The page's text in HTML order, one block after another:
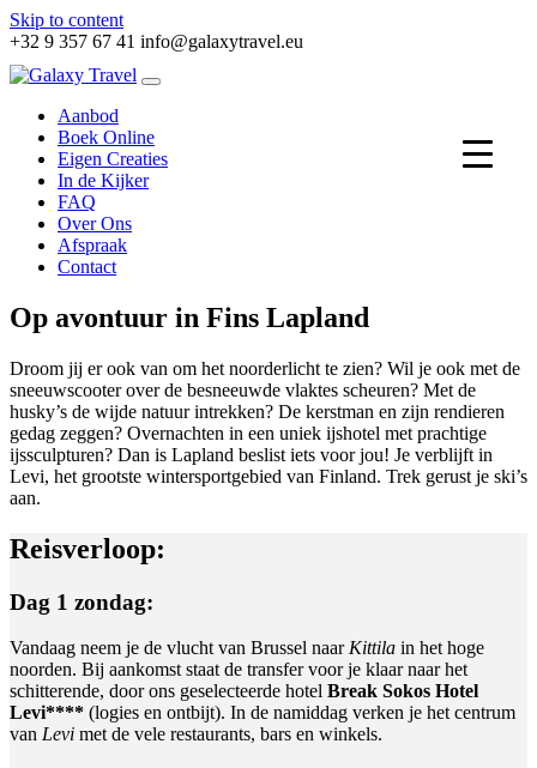
Skip to content
+32 9 357 67 41 info@galaxytravel.eu
Aanbod
Boek Online
Eigen Creaties
In de Kijker
FAQ
Over Ons
Afspraak
Contact
Op avontuur in Fins Lapland
Droom jij er ook van om het noorderlicht te zien? Wil je ook met de
sneeuwscooter over de besneeuwde vlaktes scheuren? Met de
husky’s de wijde natuur intrekken? De kerstman en zijn rendieren
gedag zeggen? Overnachten in een uniek ijshotel met prachtige
ijssculpturen? Dan is Lapland beslist iets voor jou! Je verblijft in
Levi, het grootste wintersportgebied van Finland. Trek gerust je ski’s
aan.
Reisverloop:
Dag 1 zondag:
Vandaag neem je de vlucht van Brussel naar Kittila in het hoge
noorden. Bij aankomst staat de transfer voor je klaar naar het
schitterende, door ons geselecteerde hotel Break Sokos Hotel
Levi**** (logies en ontbijt). In de namiddag verken je het centrum
van Levi met de vele restaurants, bars en winkels.